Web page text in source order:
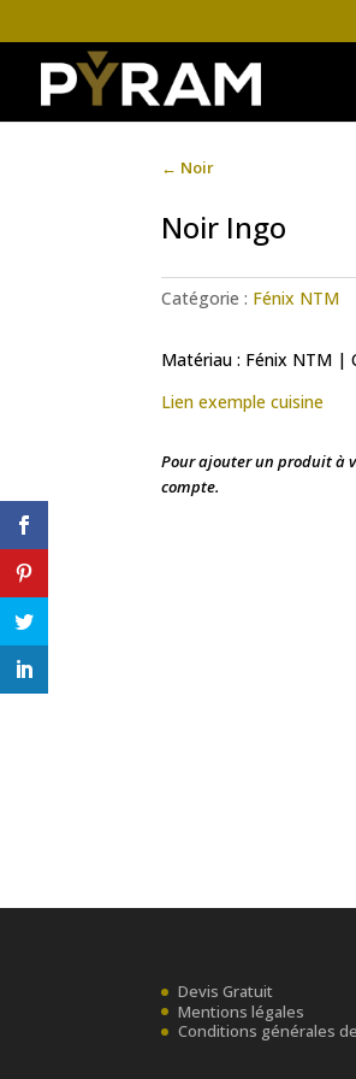
← Noir
Noir Ingo
Catégorie : Fénix NTM
Matériau : Fénix NTM |
Lien exemple cuisine
Pour ajouter un produit à
compte.
Devis Gratuit
Mentions légales
Conditions générales